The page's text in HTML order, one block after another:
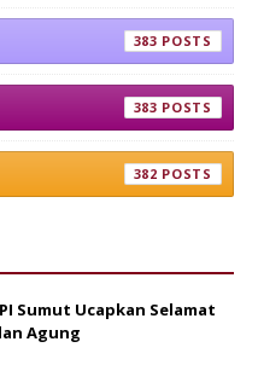
383
383
382
Sumut Ucapkan Selamat
Agung